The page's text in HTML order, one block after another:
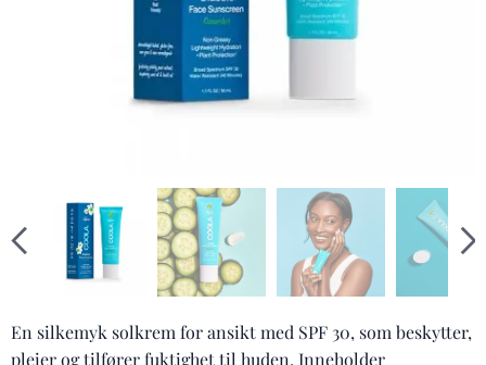
En silkemyk solkrem for ansikt med SPF 30, som beskytter,
pleier og tilfører fuktighet til huden. Inneholder